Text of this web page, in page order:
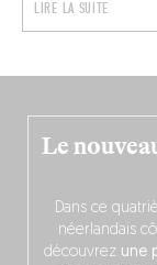
LIRE LA SUITE
Le
Dans ce
néerlandais
découvrez une